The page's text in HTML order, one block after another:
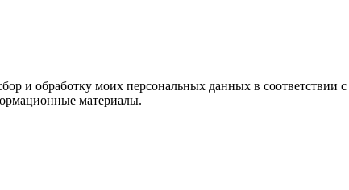
и обработку моих персональных данных в соответствии с
материалы.